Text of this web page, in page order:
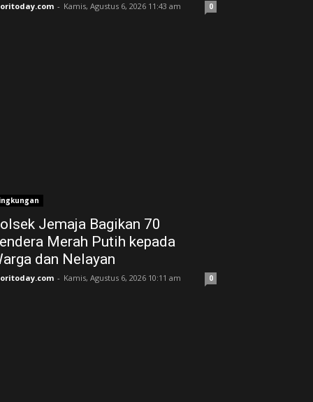
- Kamis, Agustus 6, 2026 11:43 am 0
Jemaja Bagikan 70
Merah Putih kepada
dan Nelayan
- Kamis, Agustus 6, 2026 10:11 am 0